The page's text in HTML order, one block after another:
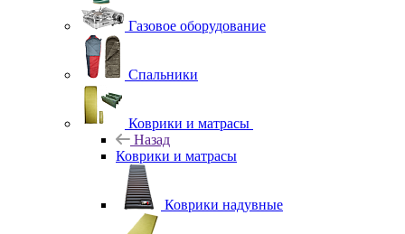
Газовое оборудование
Спальники
Коврики и матрасы
Назад
Коврики и матрасы
Коврики надувные